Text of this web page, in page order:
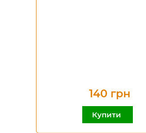
140 грн
Купити